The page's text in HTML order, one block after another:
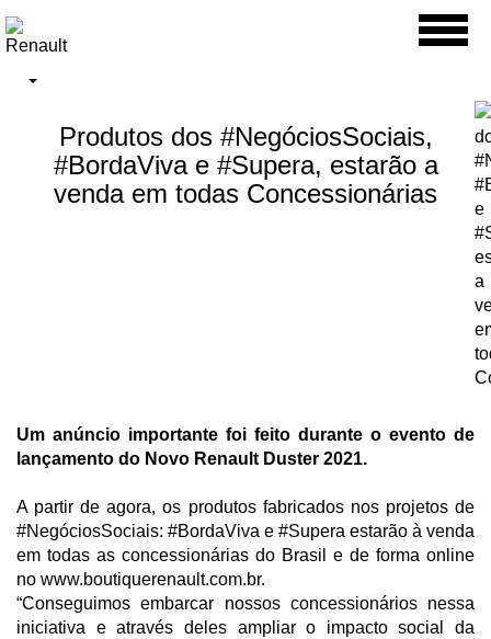
Produtos dos #NegóciosSociais,
#BordaViva e #Supera, estarão a
venda em todas Concessionárias
Um anúncio importante foi feito durante o evento de
lançamento do Novo Renault Duster 2021.
A partir de agora, os produtos fabricados nos projetos de
#NegóciosSociais: #BordaViva e #Supera estarão à venda
em todas as concessionárias do Brasil e de forma online
no www.boutiquerenault.com.br.
“Conseguimos embarcar nossos concessionários nessa
iniciativa e através deles ampliar o impacto social da